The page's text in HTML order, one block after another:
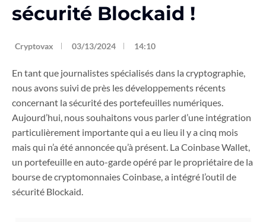
sécurité Blockaid !
Cryptovax 03/13/2024 14:10
En tant que journalistes spécialisés dans la cryptographie,
nous avons suivi de près les développements récents
concernant la sécurité des portefeuilles numériques.
Aujourd’hui, nous souhaitons vous parler d’une intégration
particulièrement importante qui a eu lieu il y a cinq mois
mais qui n’a été annoncée qu’à présent. La Coinbase Wallet,
un portefeuille en auto-garde opéré par le propriétaire de la
bourse de cryptomonnaies Coinbase, a intégré l’outil de
sécurité Blockaid.